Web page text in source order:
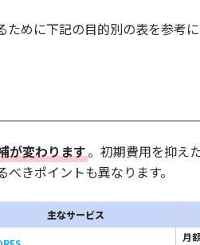
めに下記の目的別の表を参考
が変わります。初期費用を抑え
きポイントも異なります。
主なサービス
月